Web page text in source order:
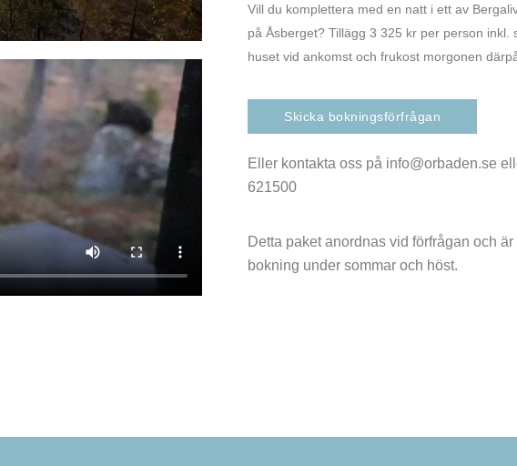
Vill du komplettera med en natt i ett av
på Åsberget? Tillägg 3 325 kr per person inkl.
huset vid ankomst och frukost morgonen
Skicka bokningsförfrågan
Eller kontakta oss på info@orbaden.se
621500
Detta paket anordnas vid förfrågan och är
bokning under sommar och höst.